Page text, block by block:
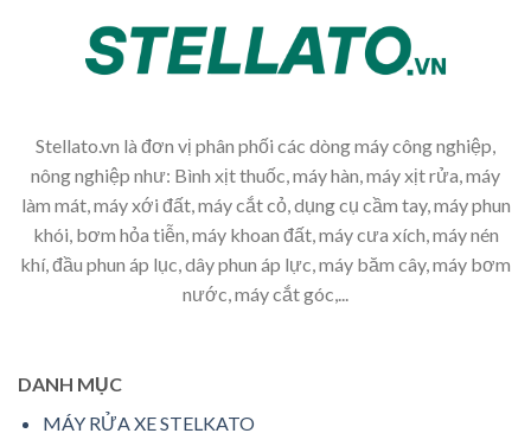
Stellato.vn là đơn vị phân phối các dòng máy công nghiệp,
nông nghiệp như: Bình xịt thuốc, máy hàn, máy xịt rửa, máy
làm mát, máy xới đất, máy cắt cỏ, dụng cụ cầm tay, máy phun
khói, bơm hỏa tiễn, máy khoan đất, máy cưa xích, máy nén
khí, đầu phun áp lục, dây phun áp lực, máy băm cây, máy bơm
nước, máy cắt góc,...
DANH MỤC
MÁY RỬA XE STELKATO